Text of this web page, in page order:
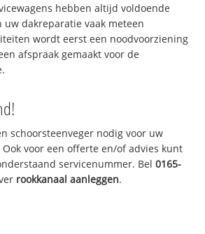
hebben altijd voldoende
uw dakreparatie vaak meteen
wordt eerst een noodvoorziening
afspraak gemaakt voor de
schoorsteenveger nodig voor uw
Ook voor een offerte en/of advies kunt
servicenummer. Bel0165-
rookkanaal aanleggen.